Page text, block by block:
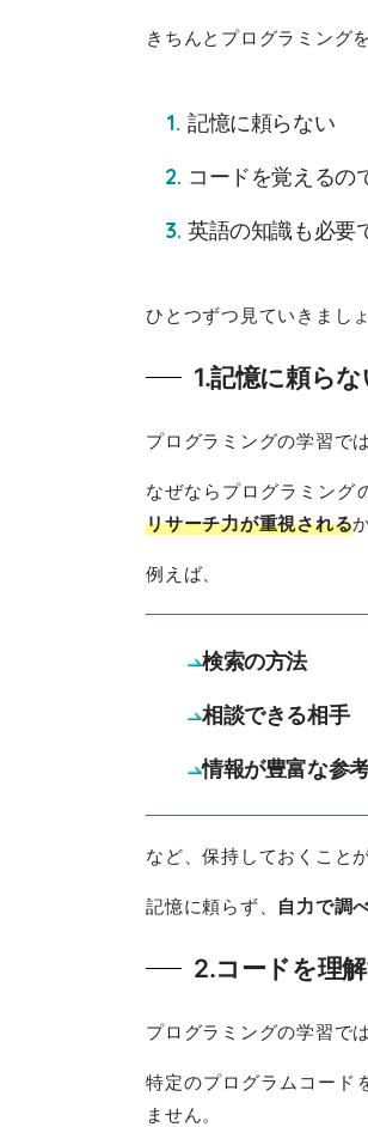
きちんとプログラミング
記憶に頼らない
コードを覚えるの
英語の知識も必要
ひとつずつ見ていきましょ
1.記憶に頼らな
プログラミングの学習で
なぜならプログラミング
リサーチ力が重視される
例えば、
検索の方法
相談できる相手
情報が豊富な参
など、保持しておくこと
記憶に頼らず、 自力で調
2.コードを理
プログラミングの学習では
特定のプログラムコード
ません。